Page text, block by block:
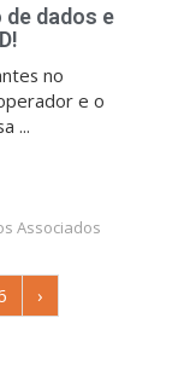
dados e
no
e o
...
Associados
›